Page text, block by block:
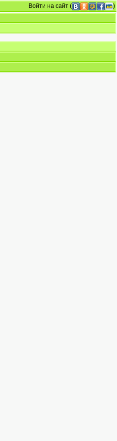
Войти на сайт (
)